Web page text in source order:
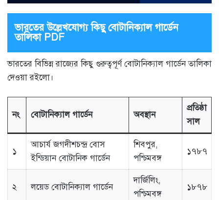
ভারতের উল্লেখযোগ্য কিছু বোটানিক্যাল গার্ডেন
তালিকা PDF
ভারতের বিভিন্ন রাজ্যের কিছু গুরুত্বপূর্ণ বোটানিক্যাল গার্ডেন তালিকা
দেওয়া রইলো।
নং বোটানিক্যাল গার্ডেন অবস্থান
প্রতিষ্ঠা
সাল
১
আচার্য জগদীশচন্দ্র বোস
ইন্ডিয়ান বোটানিক গার্ডেন
শিবপুর,
পশ্চিমবঙ্গ
১৭৮৭
২ লয়েড বোটানিক্যাল গার্ডেন
দার্জিলিং,
পশ্চিমবঙ্গ
১৮৭৮